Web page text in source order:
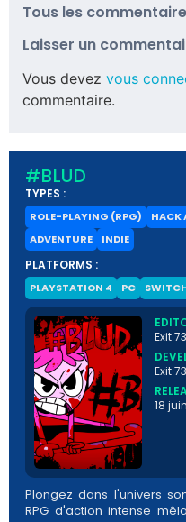
Tous les
Laisser un
Vous devez vous
commentaire.
#BLUD
TYPES :
ROLE-PLAYING (RPG)
HACK
ADVENTURE
INDIE
PLATFORMS :
PLAYSTATION 4 PC
Exit
Exit
18
Plongez dans l'univers
RPG d'action intense